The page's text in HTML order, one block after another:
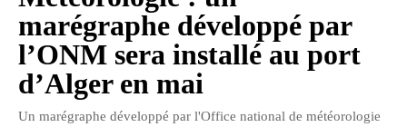
marégraphe développé par
l’ONM sera installé au port
d’Alger en mai
Un marégraphe développé par l'Office national de météorologie